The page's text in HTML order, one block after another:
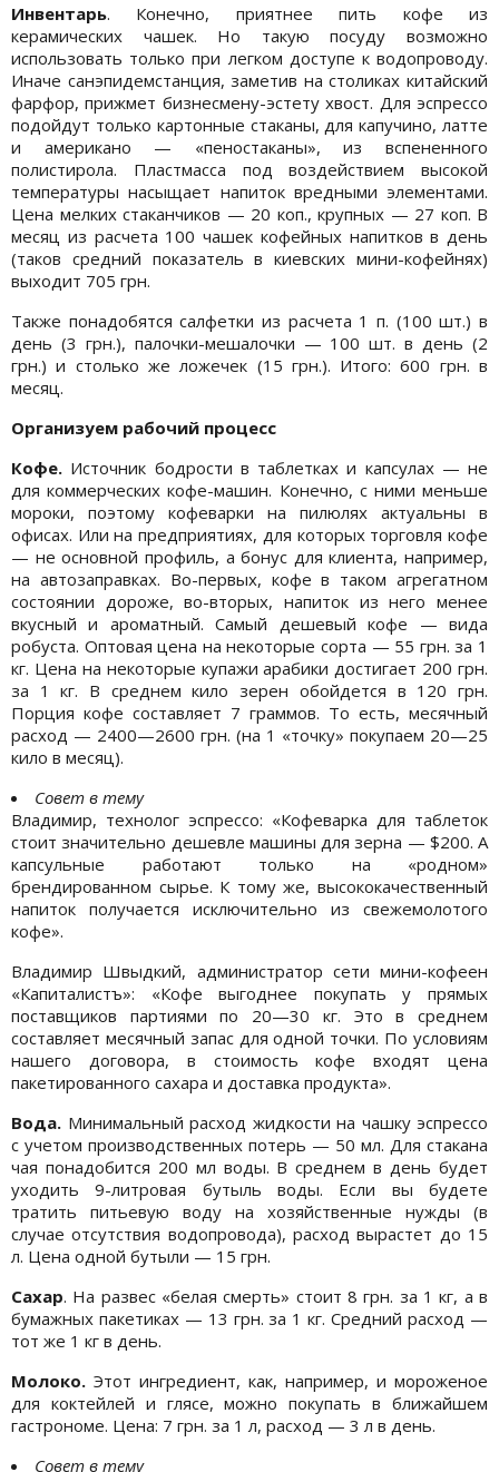
Инвентарь. Конечно, приятнее пить кофе из
керамических чашек. Но такую посуду возможно
использовать только при легком доступе к водопроводу.
Иначе санэпидемстанция, заметив на столиках китайский
фарфор, прижмет бизнесмену-эстету хвост. Для эспрессо
подойдут только картонные стаканы, для капучино, латте
и американо — «пеностаканы», из вспененного
полистирола. Пластмасса под воздействием высокой
температуры насыщает напиток вредными элементами.
Цена мелких стаканчиков — 20 коп., крупных — 27 коп. В
месяц из расчета 100 чашек кофейных напитков в день
(таков средний показатель в киевских мини-кофейнях)
выходит 705 грн.
Также понадобятся салфетки из расчета 1 п. (100 шт.) в
день (3 грн.), палочки-мешалочки — 100 шт. в день (2
грн.) и столько же ложечек (15 грн.). Итого: 600 грн. в
месяц.
Организуем рабочий процесс
Кофе. Источник бодрости в таблетках и капсулах — не
для коммерческих кофе-машин. Конечно, с ними меньше
мороки, поэтому кофеварки на пилюлях актуальны в
офисах. Или на предприятиях, для которых торговля кофе
— не основной профиль, а бонус для клиента, например,
на автозаправках. Во-первых, кофе в таком агрегатном
состоянии дороже, во-вторых, напиток из него менее
вкусный и ароматный. Самый дешевый кофе — вида
робуста. Оптовая цена на некоторые сорта — 55 грн. за 1
кг. Цена на некоторые купажи арабики достигает 200 грн.
за 1 кг. В среднем кило зерен обойдется в 120 грн.
Порция кофе составляет 7 граммов. То есть, месячный
расход — 2400—2600 грн. (на 1 «точку» покупаем 20—25
кило в месяц).
Совет в тему
Владимир, технолог эспрессо: «Кофеварка для таблеток
стоит значительно дешевле машины для зерна — $200. А
капсульные работают только на «родном»
брендированном сырье. К тому же, высококачественный
напиток получается исключительно из свежемолотого
кофе».
Владимир Швыдкий, администратор сети мини-кофеен
«Капиталистъ»: «Кофе выгоднее покупать у прямых
поставщиков партиями по 20—30 кг. Это в среднем
составляет месячный запас для одной точки. По условиям
нашего договора, в стоимость кофе входят цена
пакетированного сахара и доставка продукта».
Вода. Минимальный расход жидкости на чашку эспрессо
с учетом производственных потерь — 50 мл. Для стакана
чая понадобится 200 мл воды. В среднем в день будет
уходить 9-литровая бутыль воды. Если вы будете
тратить питьевую воду на хозяйственные нужды (в
случае отсутствия водопровода), расход вырастет до 15
л. Цена одной бутыли — 15 грн.
Сахар. На развес «белая смерть» стоит 8 грн. за 1 кг, а в
бумажных пакетиках — 13 грн. за 1 кг. Средний расход —
тот же 1 кг в день.
Молоко. Этот ингредиент, как, например, и мороженое
для коктейлей и глясе, можно покупать в ближайшем
гастрономе. Цена: 7 грн. за 1 л, расход — 3 л в день.
Совет в тему